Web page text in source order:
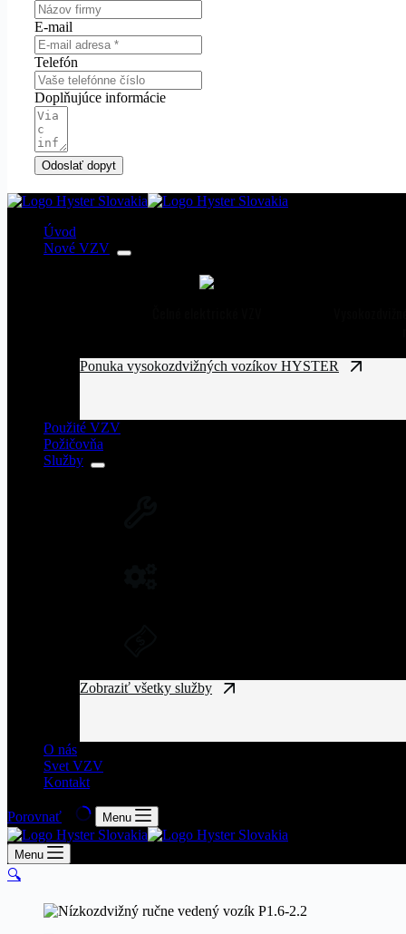
E-mail
Telefón
Doplňujúce informácie
Odoslať dopyt
Úvod
Nové VZV
Ponuka vysokozdvižných vozíkov HYSTER
Použité VZV
Požičovňa
Služby
Zobraziť všetky služby
O nás
Svet VZV
Kontakt
Porovnať Menu
Menu
🔍